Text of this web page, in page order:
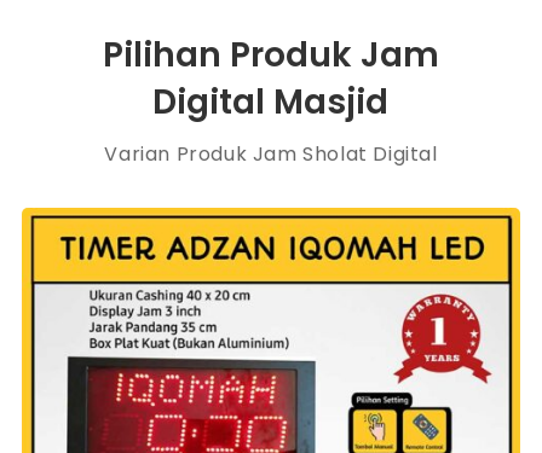
Pilihan Produk Jam
Digital Masjid
Varian Produk Jam Sholat Digital